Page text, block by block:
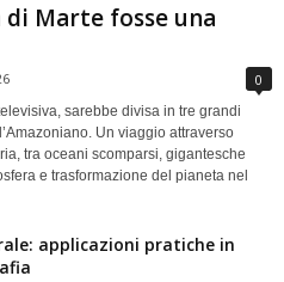
Marte fosse una
0
sarebbe divisa in tre grandi
Un viaggio attraverso
tra oceani scomparsi, gigantesche
e trasformazione del pianeta nel
applicazioni pratiche in